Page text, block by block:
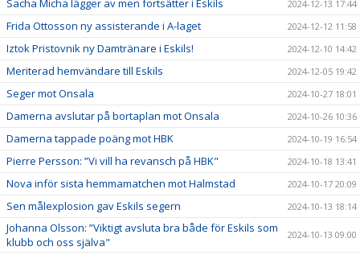
2024-12-13 17:44
Frida Ottosson ny assisterande i A-laget 2024-12-12 11:58
Iztok Pristovnik ny Damtränare i Eskils! 2024-12-10 14:42
Meriterad hemvändare till Eskils 2024-12-05 19:42
Seger mot Onsala 2024-10-27 18:01
Damerna avslutar på bortaplan mot Onsala 2024-10-26 10:36
Damerna tappade poäng mot HBK 2024-10-19 16:54
Pierre Persson: ”Vi vill ha revansch på HBK" 2024-10-18 13:41
Nova inför sista hemmamatchen mot Halmstad 2024-10-17 20:09
Sen målexplosion gav Eskils segern 2024-10-13 18:14
Johanna Olsson: ”Viktigt avsluta bra både för Eskils som
klubb och oss själva"
2024-10-13 09:00